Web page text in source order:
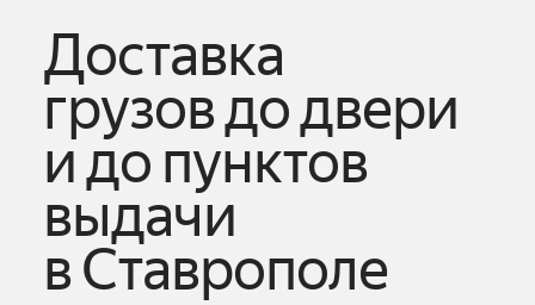
Доставка
грузов до двери
и до пунктов
выдачи
вСтаврополе